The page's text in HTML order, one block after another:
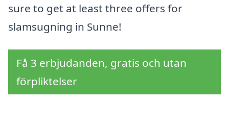
sure to get at least three offers for
slamsugning in Sunne!
Få 3 erbjudanden, gratis och utan
förpliktelser